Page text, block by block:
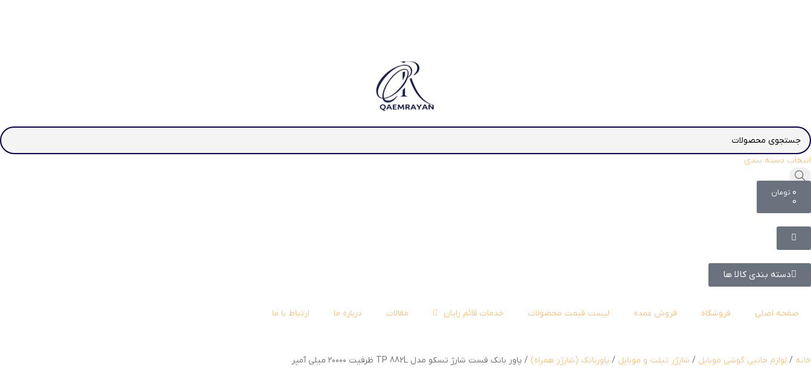
انتخاب دسته بندی
۰ تومان
0
دسته بندی کالا ها
صفحه اصلی فروشگاه فروش عمده لیست قیمت محصولات خدمات قائم رایان مقالات درباره ما ارتباط با ما
خانه لوازم جانبی گوشی موبایل شارژر تبلت و موبایل پاوربانک (شارژر همراه) پاور بانک فست شارژ تسکو مدل TP 882L ظرفیت ۲۰۰۰۰ میلی آمپر